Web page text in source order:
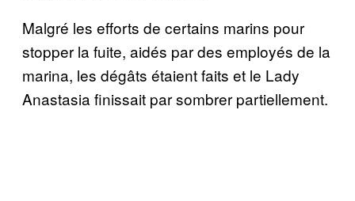
Malgré les efforts de certains marins pour
stopper la fuite, aidés par des employés de la
marina, les dégâts étaient faits et le Lady
Anastasia finissait par sombrer partiellement.